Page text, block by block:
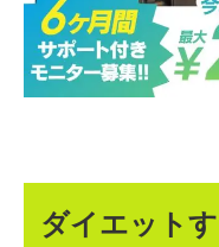
ダイエット